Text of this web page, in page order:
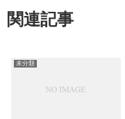
関連記事
未分類